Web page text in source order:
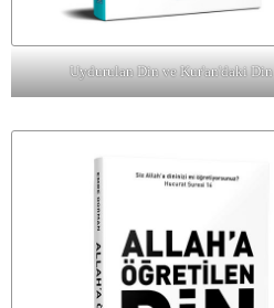
Uydurulan Din ve Kur'an'daki Din